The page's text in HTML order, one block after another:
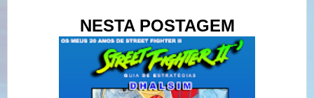
NESTA POSTAGEM